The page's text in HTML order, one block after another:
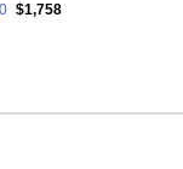
$1,758